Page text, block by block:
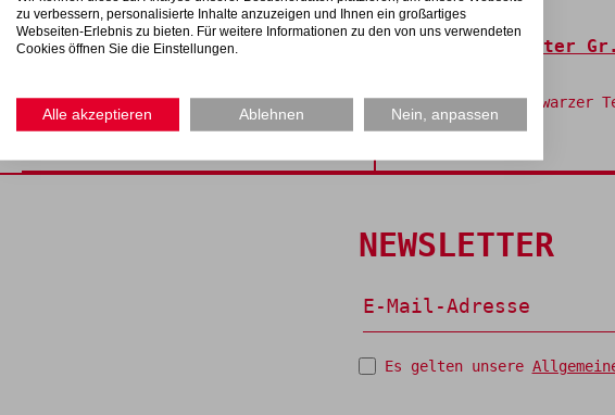
Geschenksets | Kräutertee
20,90 €
Tee Papierfilter
Grüner Tee | Schwarzer
4,00 €
NEWSLETTER
Es gelten unsere
zu verbessern, personalisierte Inhalte anzuzeigen und Ihnen ein großartiges
Webseiten-Erlebnis zu bieten. Für weitere Informationen zu den von uns verwendeten
Cookies öffnen Sie die Einstellungen.
Alle akzeptieren Ablehnen Nein, anpassen